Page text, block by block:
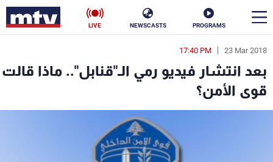
PROGRAMS
NEWSCASTS
LIVE
23 Mar 2018
17:40 PM
بعد انتشار فيديو رمي الـ"قنابل".. ماذا قالت
قوى الأمن؟
en
الأخبار
سياسة ناس
فن